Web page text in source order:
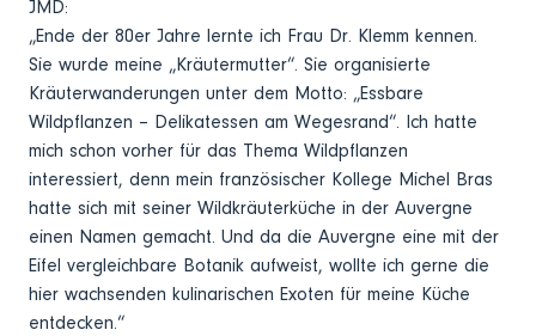
JMD:
„Ende der 80er Jahre lernte ich Frau Dr. Klemm kennen.
Sie wurde meine „Kräutermutter“. Sie organisierte
Kräuterwanderungen unter dem Motto: „Essbare
Wildpflanzen – Delikatessen am Wegesrand“. Ich hatte
mich schon vorher für das Thema Wildpflanzen
interessiert, denn mein französischer Kollege Michel Bras
hatte sich mit seiner Wildkräuterküche in der Auvergne
einen Namen gemacht. Und da die Auvergne eine mit der
Eifel vergleichbare Botanik aufweist, wollte ich gerne die
hier wachsenden kulinarischen Exoten für meine Küche
entdecken.“